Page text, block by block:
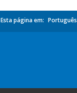
Esta página em: Português